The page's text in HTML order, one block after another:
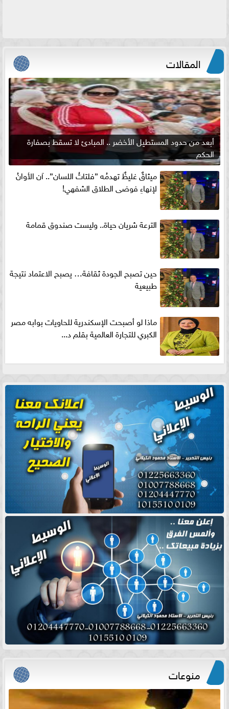
المقالات
أبعد من حدود المستطيل الأخضر .. المبادئ لا تسقط بصفارة
الحكم
ميثاقٌ غليظٌ تهدمُه ”فلتاتُ اللسان”.. آن الأوانُ
لإنهاءِ فوضى الطلاق الشفهي!
الترعة شريان حياة.. وليست صندوق قمامة
حين تصبح الجودة ثقافة… يصبح الاعتماد نتيجة
طبيعية
ماذا لو أصبحت الإسكندرية للحاويات بوابه مصر
الكبري للتجارة العالمية بقلم د...
منوعات